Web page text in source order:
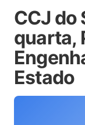
CCJ do
quarta,
Estado